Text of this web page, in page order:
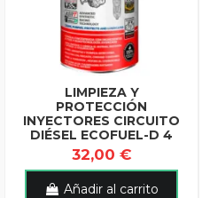
LIMPIEZA Y
PROTECCIÓN
INYECTORES CIRCUITO
DIÉSEL ECOFUEL-D 4
32,00 €
Añadir al carrito